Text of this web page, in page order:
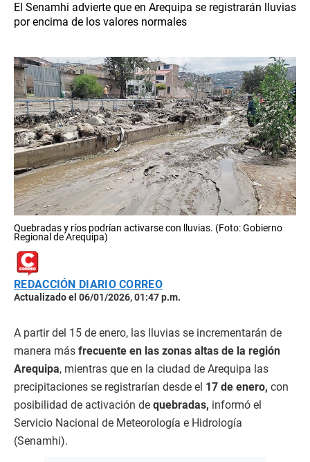
El Senamhi advierte que en Arequipa se registrarán lluvias
por encima de los valores normales
Quebradas y ríos podrían activarse con lluvias. (Foto: Gobierno
Regional de Arequipa)
REDACCIÓN DIARIO CORREO
Actualizado el 06/01/2026, 01:47 p.m.
A partir del 15 de enero, las lluvias se incrementarán de
manera más frecuente en las zonas altas de la región
Arequipa, mientras que en la ciudad de Arequipa las
precipitaciones se registrarían desde el 17 de enero, con
posibilidad de activación de quebradas, informó el
Servicio Nacional de Meteorología e Hidrología
(Senamhi).